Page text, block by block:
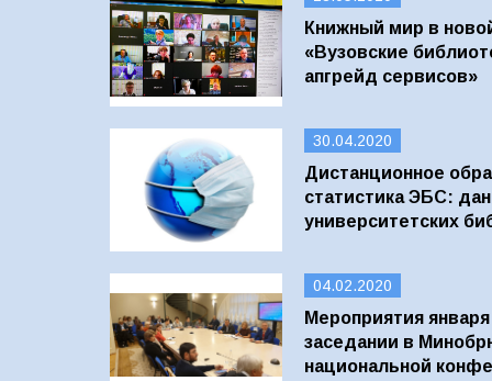
Книжный мир в
«Вузовские
апгрейд сервисов»
30.04.2020
Дистанционное
статистика ЭБС:
университетских
04.02.2020
Мероприятия
заседании в
национальной